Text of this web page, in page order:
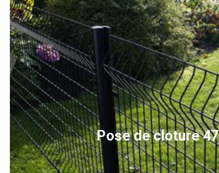
Pose de cloture 47